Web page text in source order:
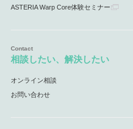
ASTERIA Warp Core体験セミナー
相談したい、解決したい
オンライン相談
お問い合わせ